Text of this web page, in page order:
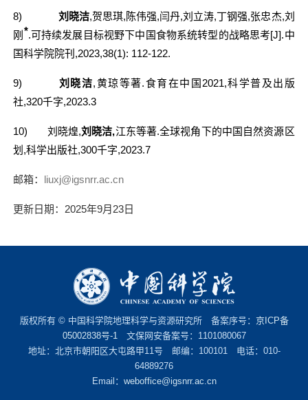
8) 刘晓洁,贺思琪,陈伟强,闫丹,刘立涛,丁钢强,张忠杰,刘
刚 *.可持续发展目标视野下中国食物系统转型的战略思考[J].中
国科学院院刊 ,2023,38(1): 112-122.
9) 刘晓洁,黄琼等著.食育在中国 2021,科学普及出版
社,320千字,2023.3
10) 刘晓煌,刘晓洁,江东等著.全球视角下的中国自然资源区
划 ,科学出版社,300千字,2023.7
邮箱： liuxj@igsnrr.ac.cn
更新日期：2025年9月23日
版权所有 © 中国科学院地理科学与资源研究所 备案序号： 京ICP备
05002838号-1文保网安备案号：1101080067
地址：北京市朝阳区大屯路甲11号 邮编：100101 电话：010-
64889276
Email： weboffice@igsnrr.ac.cn